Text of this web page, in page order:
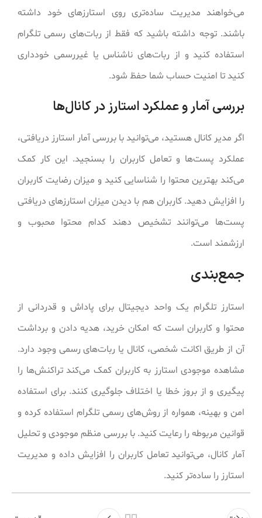
می‌خواهند مدیریت ساده‌تری روی استارزهای خود داشته
باشند. توجه داشته باشید که فقط از ربات‌های رسمی تلگرام
استفاده کنید و از ربات‌های ناشناس یا غیررسمی خودداری
کنید تا امنیت حساب شما حفظ شود.
بررسی آمار و عملکرد استارز در کانال‌ها
اگر مدیر کانال هستید، می‌توانید با بررسی آمار استارز دریافتی،
عملکرد پست‌ها و تعامل کاربران را بسنجید. این کار کمک
می‌کند بهترین محتوا را شناسایی کنید و میزان رضایت کاربران
را افزایش دهید. کاربران هم با دیدن میزان استارزهای دریافتی
پست‌ها می‌توانند تشخیص دهند کدام محتوا محبوب و
ارزشمند است.
جمع‌بندی
استارز تلگرام یک واحد دیجیتال برای پاداش و قدردانی از
محتوا و کاربران است که امکان خرید، هدیه دادن و برداشت
آن از طریق اکانت شخصی، کانال یا ربات‌های رسمی وجود دارد.
مشاهده موجودی استارز به کاربران کمک می‌کند تراکنش‌ها را
پیگیری و از بروز خطا یا اختلاف جلوگیری کنند. برای استفاده
امن و بهینه، همواره از روش‌های رسمی تلگرام استفاده کرده و
قوانین مربوطه را رعایت کنید. با بررسی منظم موجودی و تحلیل
آمار کانال، می‌توانید تعامل کاربران را افزایش داده و مدیریت
استارز را ساده‌تر کنید.